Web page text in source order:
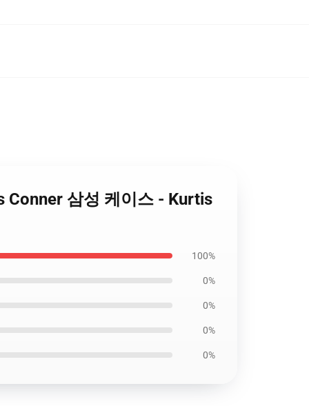
Conner 삼성 케이스 - Kurtis
100%
0%
0%
0%
0%